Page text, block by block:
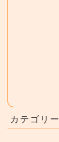
カテゴリー